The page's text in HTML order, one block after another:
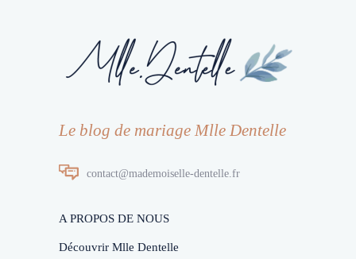
Le blog de mariage Mlle Dentelle
contact@mademoiselle-dentelle.fr
A PROPOS DE NOUS
Découvrir Mlle Dentelle